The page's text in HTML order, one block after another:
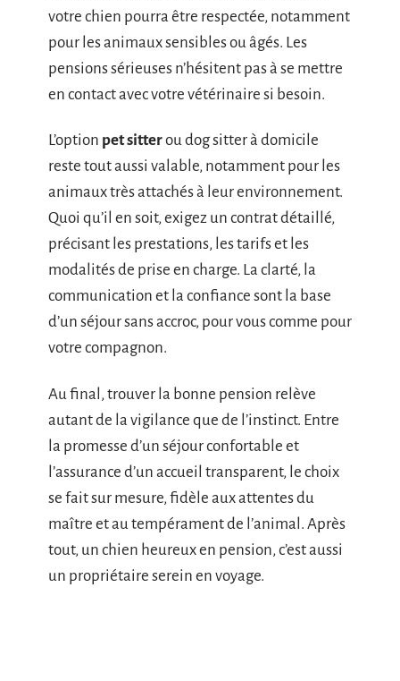
votre chien pourra être respectée, notamment
pour les animaux sensibles ou âgés. Les
pensions sérieuses n’hésitent pas à se mettre
en contact avec votre vétérinaire si besoin.
L’option pet sitterou dog sitter à domicile
reste tout aussi valable, notamment pour les
animaux très attachés à leur environnement.
Quoi qu’il en soit, exigez un contrat détaillé,
précisant les prestations, les tarifs et les
modalités de prise en charge. La clarté, la
communication et la confiance sont la base
d’un séjour sans accroc, pour vous comme pour
votre compagnon.
Au final, trouver la bonne pension relève
autant de la vigilance que de l’instinct. Entre
la promesse d’un séjour confortable et
l’assurance d’un accueil transparent, le choix
se fait sur mesure, fidèle aux attentes du
maître et au tempérament de l’animal. Après
tout, un chien heureux en pension, c’est aussi
un propriétaire serein en voyage.